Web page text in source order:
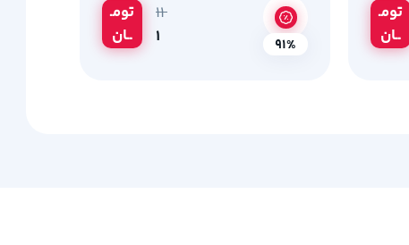
تومـ
ــان
تومـ
ــان
۱۱
91%